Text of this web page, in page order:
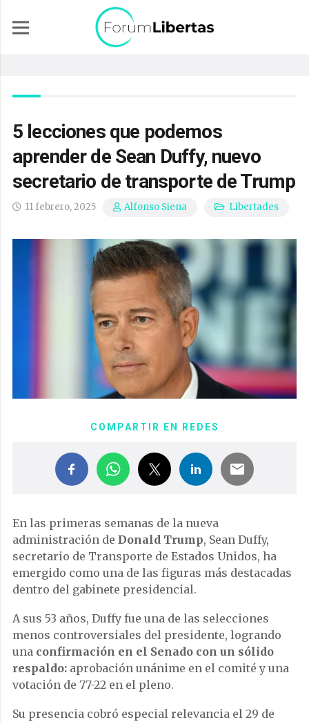
5 lecciones que podemos
aprender de Sean Duffy, nuevo
secretario de transporte de Trump
11 febrero, 2025 Alfonso Siena Libertades
COMPARTIR EN REDES
En las primeras semanas de la nueva
administración de Donald Trump, Sean Duffy,
secretario de Transporte de Estados Unidos, ha
emergido como una de las figuras más destacadas
dentro del gabinete presidencial.
A sus 53 años, Duffy fue una de las selecciones
menos controversiales del presidente, logrando
una confirmación en el Senado con un sólido
respaldo: aprobación unánime en el comité y una
votación de 77-22 en el pleno.
Su presencia cobró especial relevancia el 29 de